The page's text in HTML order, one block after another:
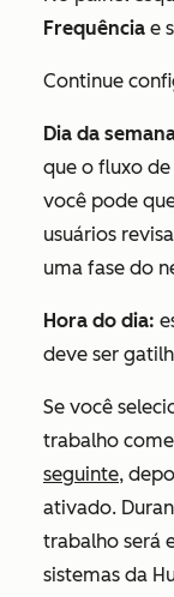
Frequência e
Continue
Dia da
que o fluxo
você pode
usuários
uma fase do
Hora do dia:
deve ser
Se você
trabalho
seguinte,
ativado.
trabalho será
sistemas da